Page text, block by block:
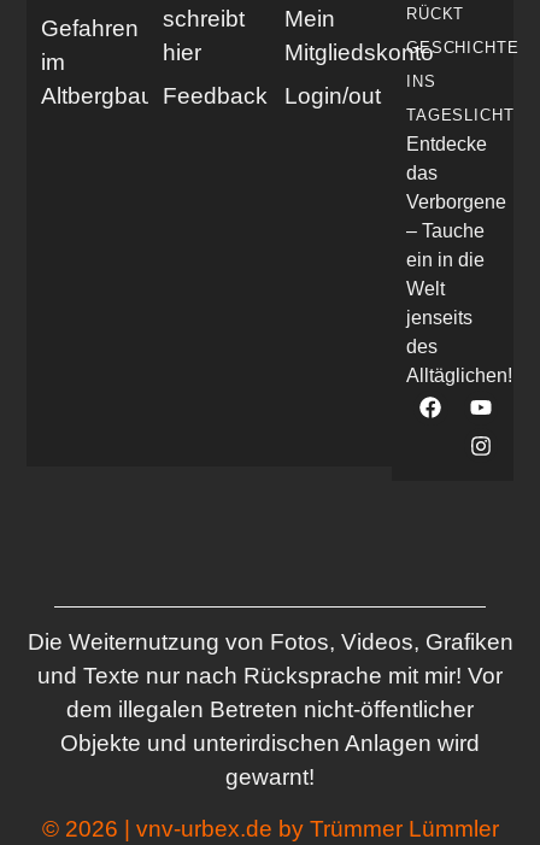
RÜCKT
GESCHICHTE
INS
TAGESLICHT
Entdecke
das
Verborgene
– Tauche
ein in die
Welt
jenseits
des
Alltäglichen!
Gefahren
im
Altbergbau
schreibt
hier
Feedback
Mein
Mitgliedskonto
Login/out
Die Weiternutzung von Fotos, Videos, Grafiken
und Texte nur nach Rücksprache mit mir! Vor
dem illegalen Betreten nicht-öffentlicher
Objekte und unterirdischen Anlagen wird
gewarnt!
© 2026 | vnv-urbex.de by Trümmer Lümmler